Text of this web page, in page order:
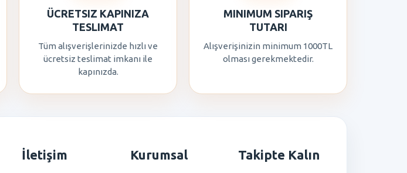
ÜCRETSIZ KAPINIZA
TESLIMAT
Tüm alışverişlerinizde hızlı ve
ücretsiz teslimat imkanı ile
kapınızda.
MINIMUM SIPARIŞ
TUTARI
Alışverişinizin minimum 1000TL
olması gerekmektedir.
İletişim Kurumsal Takipte Kalın